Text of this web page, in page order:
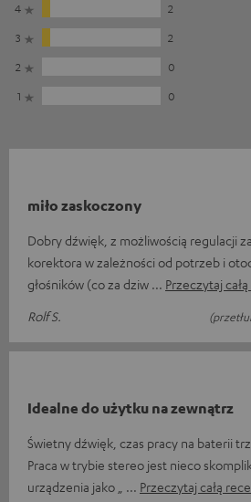
4
2
3
2
2
0
1
0
miło zaskoczony
Dobry dźwięk, z możliwością regulacji
korektora w zależności od potrzeb i
głośników (co za dziw
Przeczytaj
Rolf S.
Idealne do użytku na zewnątrz
Świetny dźwięk, czas pracy na baterii
Praca w trybie stereo jest nieco
urządzenia jako „
Przeczytaj całą